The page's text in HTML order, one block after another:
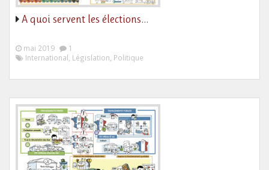
A quoi servent les élections…
mai 2019
1
International, Législation, Politique